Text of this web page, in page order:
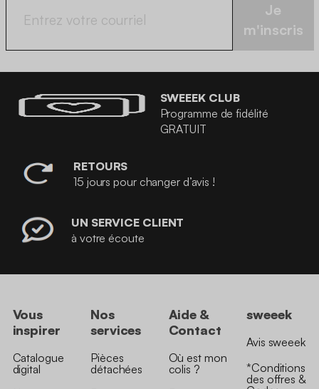
Je
m'inscris
SWEEEK CLUB
Programme de fidélité
GRATUIT
RETOURS
15 jours pour changer d’avis !
UN SERVICE CLIENT
à votre écoute
Vous
inspirer
Catalogue
digital
Nos
services
Pièces
détachées
Aide &
Contact
Où est mon
colis ?
sweeek
Avis sweeek
*Conditions
des offres &